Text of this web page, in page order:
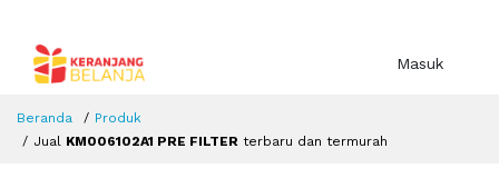
Masuk
Beranda
Produk
Jual KM006102A1 PRE FILTER terbaru dan termurah